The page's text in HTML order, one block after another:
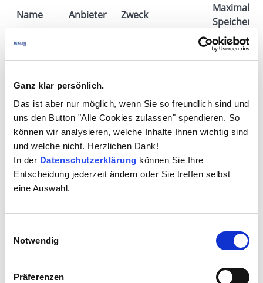
Ganz klar persönlich.
Das ist aber nur möglich, wenn Sie so freundlich sind und
uns den Button "Alle Cookies zulassen" spendieren. So
können wir analysieren, welche Inhalte Ihnen wichtig sind
und welche nicht. Herzlichen Dank!
In der Datenschutzerklärung können Sie Ihre
Entscheidung jederzeit ändern oder Sie treffen selbst
eine Auswahl.
Notwendig
Präferenzen
Name Anbieter Zweck
Maximale
_pk_id#
Erfasst Statistiken
die Anzahl der
Besuche,
durchschnittliche
Verweildauer auf
der Website und
welche Seiten
1 Jahr
qg.de
Analytics Platform